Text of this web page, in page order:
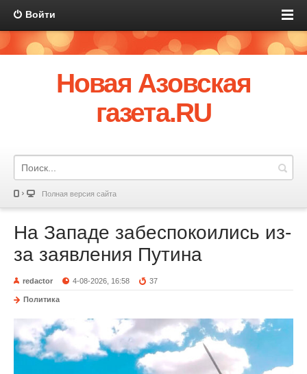
Войти
Новая Азовская
газета.RU
Полная версия сайта
На Западе забеспокоились из-
за заявления Путина
redactor 4-08-2026, 16:58 37
Политика